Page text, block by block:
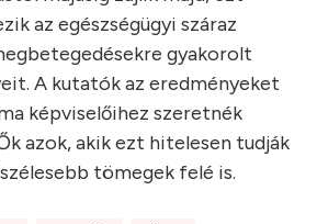
az egészségügyi száraz
gyakorolt
A kutatók az eredményeket
képviselőihez szeretnék
azok, akik ezt hitelesen tudják
tömegek felé is.